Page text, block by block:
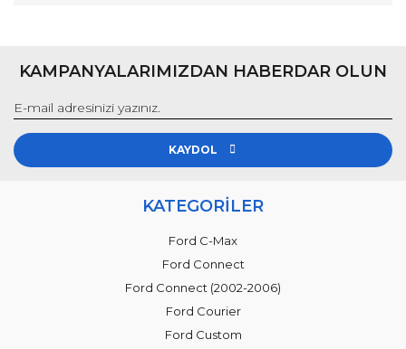
KAMPANYALARIMIZDAN HABERDAR OLUN
KAYDOL
KATEGORİLER
Ford C-Max
Ford Connect
Ford Connect (2002-2006)
Ford Courier
Ford Custom